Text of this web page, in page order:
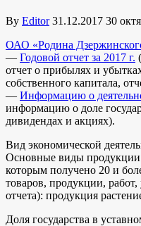
By Editor 31.12.2017 30
ОАО «Родина
— Годовой отчет за 2017 г.
отчет о прибылях и
собственного капитала,
— Информацию о
информацию о доле
дивидендах и акциях).
Вид экономической
Основные виды продукции
которым получено 20 и
товаров, продукции, работ,
отчета): продукция
Доля государства в